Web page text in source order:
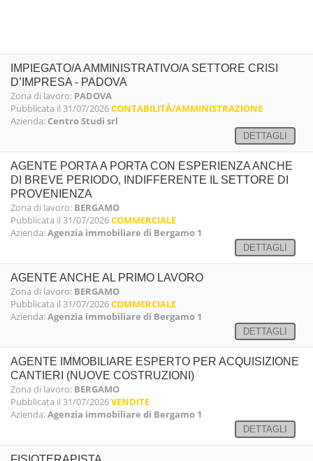
IMPIEGATO/A AMMINISTRATIVO/A SETTORE CRISI
D’IMPRESA - PADOVA
Zona di lavoro: PADOVA
Pubblicata il 31/07/2026CONTABILITÀ/AMMINISTRAZIONE
Azienda: Centro Studi srl
DETTAGLI
AGENTE PORTA A PORTA CON ESPERIENZA ANCHE
DI BREVE PERIODO, INDIFFERENTE IL SETTORE DI
PROVENIENZA
Zona di lavoro: BERGAMO
Pubblicata il 31/07/2026COMMERCIALE
Azienda:Agenzia immobiliare di Bergamo 1
DETTAGLI
AGENTE ANCHE AL PRIMO LAVORO
Zona di lavoro: BERGAMO
Pubblicata il 31/07/2026COMMERCIALE
Azienda:Agenzia immobiliare di Bergamo 1
DETTAGLI
AGENTE IMMOBILIARE ESPERTO PER ACQUISIZIONE
CANTIERI (NUOVE COSTRUZIONI)
Zona di lavoro: BERGAMO
Pubblicata il 31/07/2026VENDITE
Azienda:Agenzia immobiliare di Bergamo 1
DETTAGLI